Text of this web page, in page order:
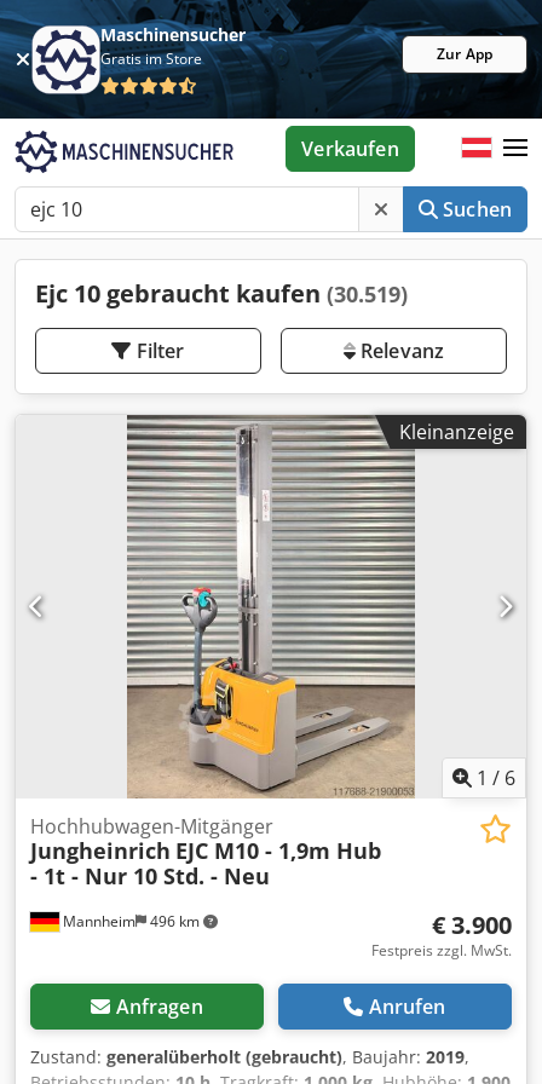
Maschinensucher
Gratis im Store Zur App
Suchen
Verkaufen
Ejc 10 gebraucht kaufen (30.519)
Filter Relevanz
Kleinanzeige
1 / 6
Mannheim 496 km
Hochhubwagen-Mitgänger
Jungheinrich EJC M10 - 1,9m Hub
- 1t - Nur 10 Std. - Neu
€ 3.900
Festpreis zzgl. MwSt.
Anfragen Anrufen
Zustand: generalüberholt (gebraucht), Baujahr: 2019,